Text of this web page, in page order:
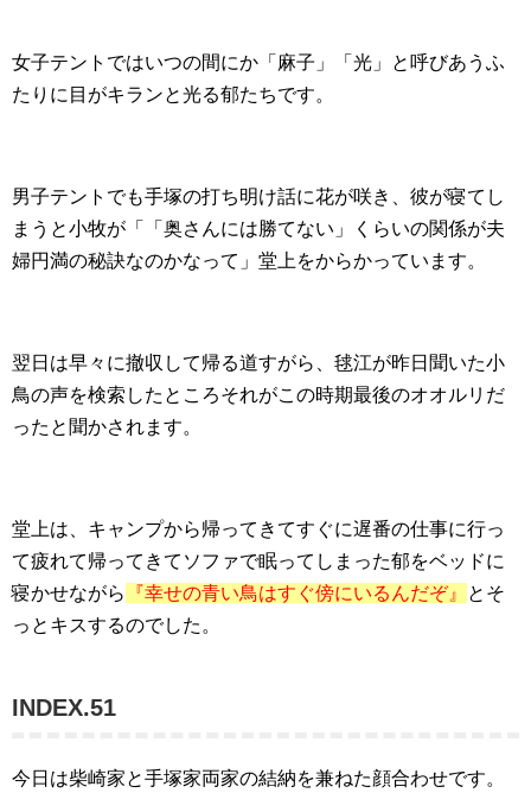
女子テントではいつの間にか「麻子」「光」と呼びあうふ
たりに目がキランと光る郁たちです。
男子テントでも手塚の打ち明け話に花が咲き、彼が寝てし
まうと小牧が「「奥さんには勝てない」くらいの関係が夫
婦円満の秘訣なのかなって」堂上をからかっています。
翌日は早々に撤収して帰る道すがら、毬江が昨日聞いた小
鳥の声を検索したところそれがこの時期最後のオオルリだ
ったと聞かされます。
堂上は、キャンプから帰ってきてすぐに遅番の仕事に行っ
て疲れて帰ってきてソファで眠ってしまった郁をベッドに
寝かせながら
『幸せの青い鳥はすぐ傍にいるんだぞ』
とそ
っとキスするのでした。
INDEX.51
今日は柴崎家と手塚家両家の結納を兼ねた顔合わせです。